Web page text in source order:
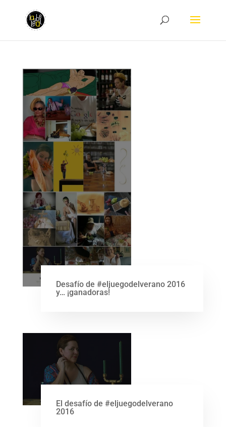
Desafío de #eljuegodelverano 2016
y… ¡ganadoras!
El desafío de #eljuegodelverano
2016